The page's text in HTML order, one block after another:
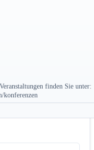
finden Sie unter:
konferenzen